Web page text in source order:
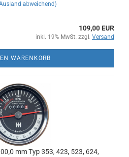
abweichend)
109,00 EUR
inkl. 19% MwSt. zzgl. Versand
WARENKORB
mm Typ 353, 423, 523, 624,